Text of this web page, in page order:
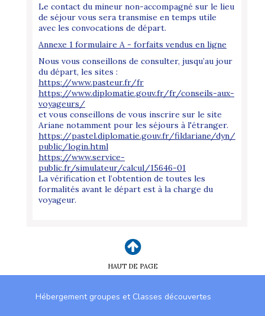
Le contact du mineur non-accompagné sur le lieu
de séjour vous sera transmise en temps utile
avec les convocations de départ.
Annexe 1 formulaire A - forfaits vendus en ligne
Nous vous conseillons de consulter, jusqu’au jour
du départ, les sites :
https://www.pasteur.fr/fr
https://www.diplomatie.gouv.fr/fr/conseils-aux-
voyageurs/
et vous conseillons de vous inscrire sur le site
Ariane notamment pour les séjours à l'étranger.
https://pastel.diplomatie.gouv.fr/fildariane/dyn/
public/login.html
https://www.service-
public.fr/simulateur/calcul/15646-01
La vérification et l’obtention de toutes les
formalités avant le départ est à la charge du
voyageur.
HAUT DE PAGE
Hébergement groupes et Classes découvertes